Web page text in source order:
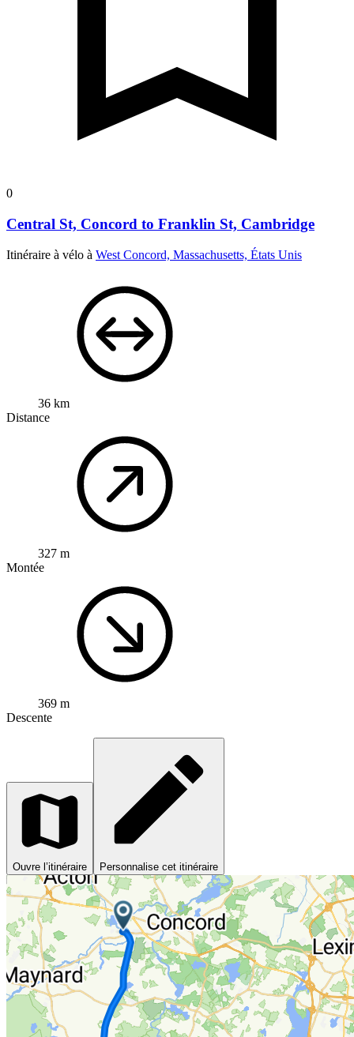
0
Central St, Concord to Franklin St, Cambridge
Itinéraire à vélo à West Concord, Massachusetts, États Unis
36 km
Distance
327 m
Montée
369 m
Descente
Ouvre l’itinéraire Personnalise cet itinéraire